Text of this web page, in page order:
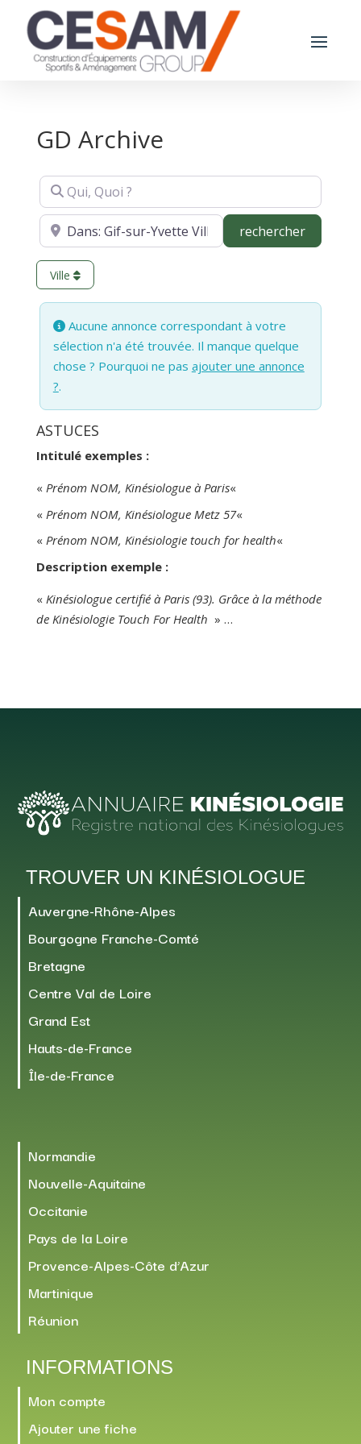
GD Archive
Qui, Quoi ?
Où ? rechercher
Ville
Aucune annonce correspondant à votre
sélection n'a été trouvée. Il manque quelque
chose ? Pourquoi ne pas ajouter une annonce
?.
ASTUCES
Intitulé exemples :
« Prénom NOM, Kinésiologue à Paris«
« Prénom NOM, Kinésiologue Metz 57«
« Prénom NOM, Kinésiologie touch for health«
Description exemple :
« Kinésiologue certifié à Paris (93). Grâce à la méthode
de Kinésiologie Touch For Health » …
TROUVER UN KINÉSIOLOGUE
Auvergne-Rhône-Alpes
Bourgogne Franche-Comté
Bretagne
Centre Val de Loire
Grand Est
Hauts-de-France
Île-de-France
Normandie
Nouvelle-Aquitaine
Occitanie
Pays de la Loire
Provence-Alpes-Côte d’Azur
Martinique
Réunion
INFORMATIONS
Mon compte
Ajouter une fiche